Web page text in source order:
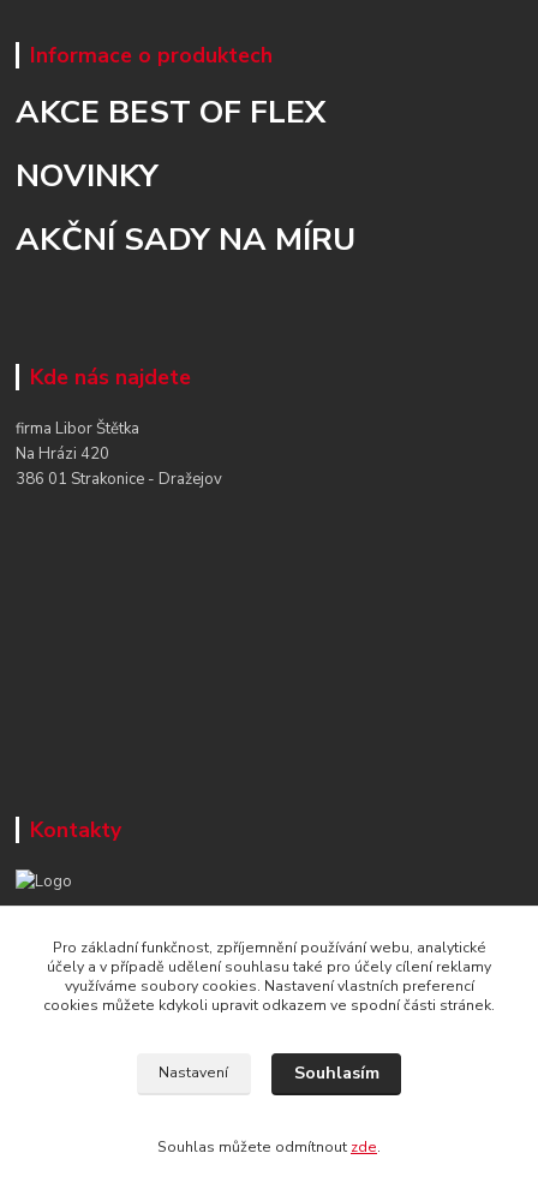
Informace o produktech
AKCE BEST OF FLEX
NOVINKY
AKČNÍ SADY NA MÍRU
Kde nás najdete
firma Libor Štětka
Na Hrázi 420
386 01 Strakonice - Dražejov
Kontakty
Po-Čt, 8-16 hod./ Pá 8-13 hod.
info@naradi-stetka.cz
Pro základní funkčnost, zpříjemnění používání webu, analytické
účely a v případě udělení souhlasu také pro účely cílení reklamy
využíváme soubory cookies. Nastavení vlastních preferencí
cookies můžete kdykoli upravit odkazem ve spodní části stránek.
Nastavení Souhlasím
Souhlas můžete odmítnout zde.